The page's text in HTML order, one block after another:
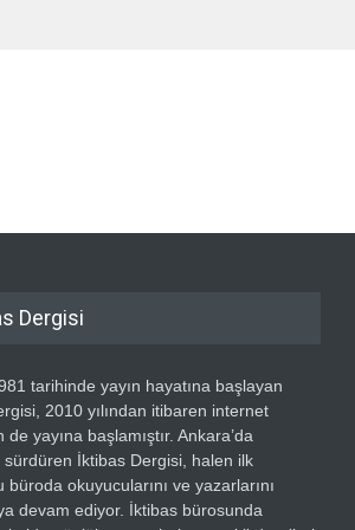
Dergisi
tarihinde yayın hayatına başlayan
2010 yılından itibaren internet
de yayına başlamıştır. Ankara’da
sürdüren İktibas Dergisi, halen ilk
büroda okuyucularını ve yazarlarını
devam ediyor. İktibas bürosunda